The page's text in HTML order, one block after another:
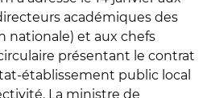
académiques des
nationale) et aux chefs
présentant le contrat
établissement public local
La ministre de